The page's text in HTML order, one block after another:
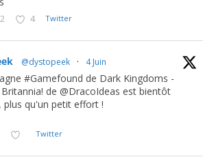
2 4 Twitter
@dystopeek · 4 Juin
#Gamefound de Dark Kingdoms -
de @DracoIdeas est bientôt
plus qu'un petit effort !
Twitter